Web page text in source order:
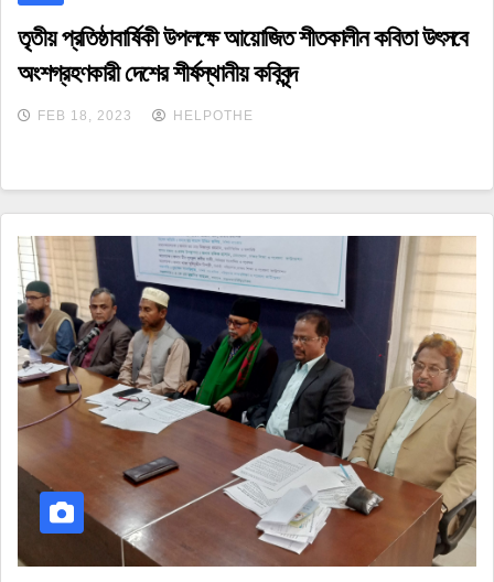
তৃতীয় প্রতিষ্ঠাবার্ষিকী উপলক্ষে আয়োজিত শীতকালীন কবিতা উৎসবে
অংশগ্রহণকারী দেশের শীর্ষস্থানীয় কবিবৃন্দ
FEB 18, 2023 HELPOTHE